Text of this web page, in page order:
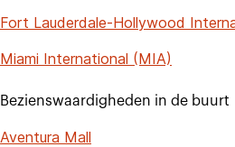
Fort Lauderdale-Hollywood
Miami International (MIA)
Bezienswaardigheden in de buurt
Aventura Mall